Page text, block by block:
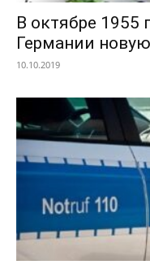
В октябре 1955
Германии
10.10.2019